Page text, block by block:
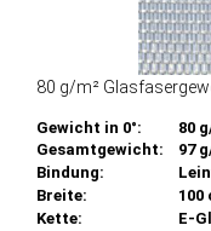
80 g/m²
Gewicht in 0°:
80
Gesamtgewicht:
97
Bindung:
Breite:
100
Kette:
E-